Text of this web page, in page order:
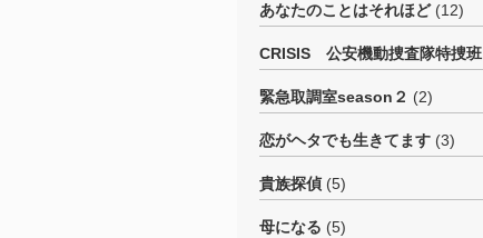
あなたのことはそれほど(12)
CRISIS 公安機動捜査隊特捜班
緊急取調室season２ (2)
恋がヘタでも生きてます (3)
貴族探偵 (5)
母になる (5)